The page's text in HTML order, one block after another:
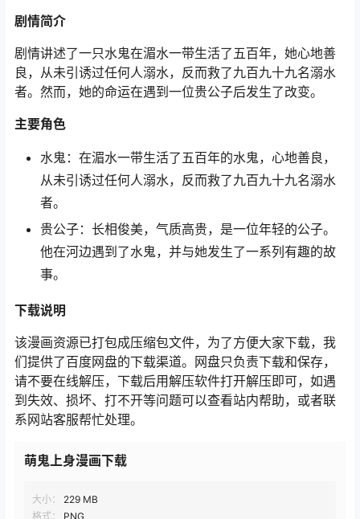
剧情简介
剧情讲述了一只水鬼在湄水一带生活了五百年，她心地善
良，从未引诱过任何人溺水，反而救了九百九十九名溺水
者。然而，她的命运在遇到一位贵公子后发生了改变。
主要角色
水鬼：在湄水一带生活了五百年的水鬼，心地善良，
从未引诱过任何人溺水，反而救了九百九十九名溺水
者。
贵公子：长相俊美，气质高贵，是一位年轻的公子。
他在河边遇到了水鬼，并与她发生了一系列有趣的故
事。
下载说明
该漫画资源已打包成压缩包文件，为了方便大家下载，我
们提供了百度网盘的下载渠道。网盘只负责下载和保存，
请不要在线解压，下载后用解压软件打开解压即可，如遇
到失效、损坏、打不开等问题可以查看站内帮助，或者联
系网站客服帮忙处理。
萌鬼上身漫画下载
大小：
229 MB
格式：
PNG